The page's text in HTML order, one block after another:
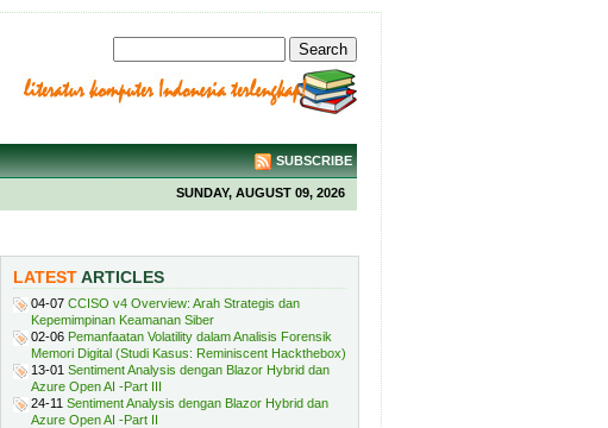
SUBSCRIBE
SUNDAY, AUGUST 09, 2026
LATESTARTICLES
04-07 CCISO v4 Overview: Arah Strategis dan
Kepemimpinan Keamanan Siber
02-06 Pemanfaatan Volatility dalam Analisis Forensik
Memori Digital (Studi Kasus: Reminiscent Hackthebox)
13-01 Sentiment Analysis dengan Blazor Hybrid dan
Azure Open AI -Part III
24-11 Sentiment Analysis dengan Blazor Hybrid dan
Azure Open AI -Part II